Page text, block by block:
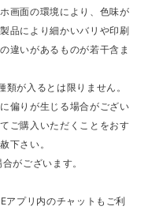
画面の環境により、色味が
品により細かいバリや印刷
違いがあるものが若干含ま
が入るとは限りません。
偏りが生じる場合がござい
ご購入いただくことをおす
下さい。
がございます。
アプリ内のチャットもご利